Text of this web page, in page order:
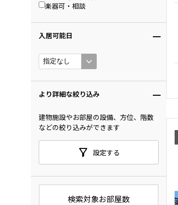
楽器可・相談
入居可能日
より詳細な絞り込み
建物施設やお部屋の設備、方位、階数
などの絞り込みができます
設定する
検索対象お部屋数